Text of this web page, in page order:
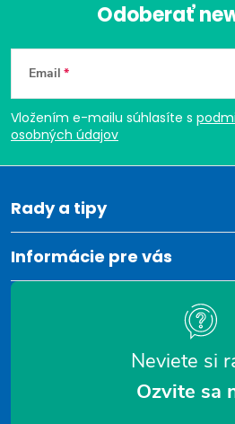
Z
á
p
ä
t
e
Odoberať
Email
Vložením e-mailu súhlasíte s
osobných údajov
Rady a tipy
Informácie pre vás
Neviete si
Ozvite sa